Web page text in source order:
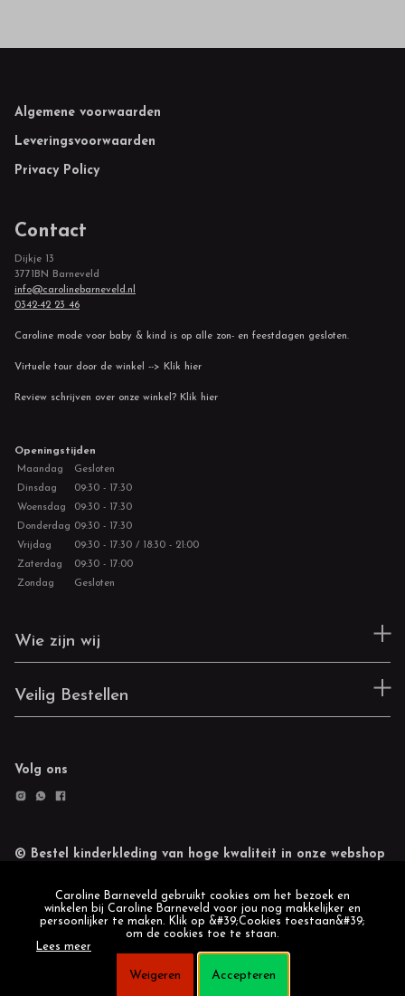
Footer
Algemene voorwaarden
Leveringsvoorwaarden
Privacy Policy
Contact
Dijkje 13
3771BN Barneveld
info@carolinebarneveld.nl
0342-42 23 46
Caroline mode voor baby & kind is op alle zon- en feestdagen gesloten.
Virtuele tour door de winkel --> Klik hier
Review schrijven over onze winkel? Klik hier
Openingstijden
Maandag
Gesloten
Dinsdag
09:30 - 17:30
Woensdag
09:30 - 17:30
Donderdag 09:30 - 17:30
Vrijdag
09:30 - 17:30 / 18:30 - 21:00
Zaterdag
09:30 - 17:00
Zondag
Gesloten
Wie zijn wij
Veilig Bestellen
Volg ons
© Bestel kinderkleding van hoge kwaliteit in onze webshop
Caroline Barneveld gebruikt cookies om het bezoek en
winkelen bij Caroline Barneveld voor jou nog makkelijker en
persoonlijker te maken. Klik op &#39;Cookies toestaan&#39;
om de cookies toe te staan.
Lees meer
Weigeren Accepteren